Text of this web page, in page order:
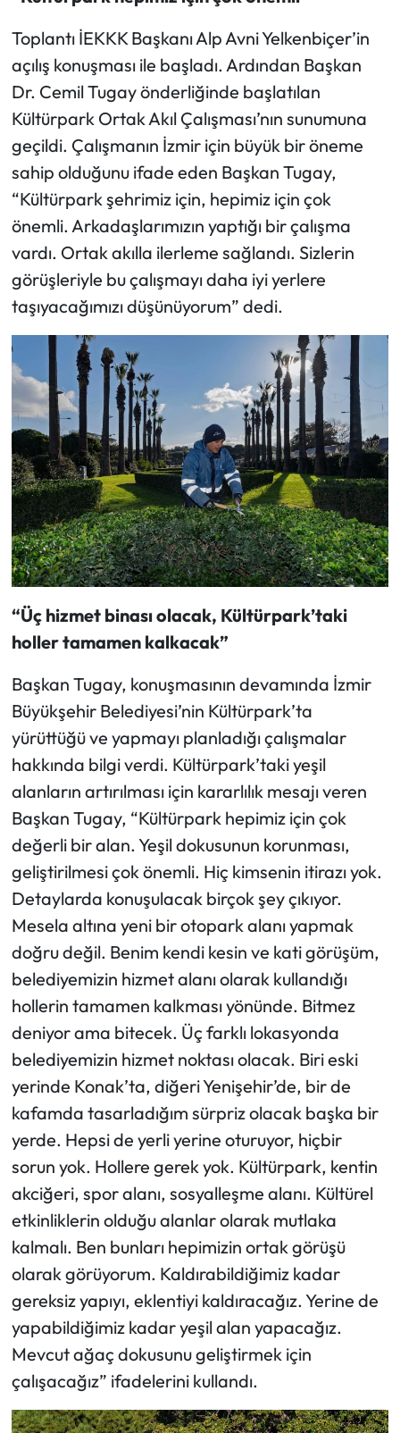
Toplantı İEKKK Başkanı Alp Avni Yelkenbiçer’in
açılış konuşması ile başladı. Ardından Başkan
Dr. Cemil Tugay önderliğinde başlatılan
Kültürpark Ortak Akıl Çalışması’nın sunumuna
geçildi. Çalışmanın İzmir için büyük bir öneme
sahip olduğunu ifade eden Başkan Tugay,
“Kültürpark şehrimiz için, hepimiz için çok
önemli. Arkadaşlarımızın yaptığı bir çalışma
vardı. Ortak akılla ilerleme sağlandı. Sizlerin
görüşleriyle bu çalışmayı daha iyi yerlere
taşıyacağımızı düşünüyorum” dedi.
“Üç hizmet binası olacak, Kültürpark’taki
holler tamamen kalkacak”
Başkan Tugay, konuşmasının devamında İzmir
Büyükşehir Belediyesi’nin Kültürpark’ta
yürüttüğü ve yapmayı planladığı çalışmalar
hakkında bilgi verdi. Kültürpark’taki yeşil
alanların artırılması için kararlılık mesajı veren
Başkan Tugay, “Kültürpark hepimiz için çok
değerli bir alan. Yeşil dokusunun korunması,
geliştirilmesi çok önemli. Hiç kimsenin itirazı yok.
Detaylarda konuşulacak birçok şey çıkıyor.
Mesela altına yeni bir otopark alanı yapmak
doğru değil. Benim kendi kesin ve kati görüşüm,
belediyemizin hizmet alanı olarak kullandığı
hollerin tamamen kalkması yönünde. Bitmez
deniyor ama bitecek. Üç farklı lokasyonda
belediyemizin hizmet noktası olacak. Biri eski
yerinde Konak’ta, diğeri Yenişehir’de, bir de
kafamda tasarladığım sürpriz olacak başka bir
yerde. Hepsi de yerli yerine oturuyor, hiçbir
sorun yok. Hollere gerek yok. Kültürpark, kentin
akciğeri, spor alanı, sosyalleşme alanı. Kültürel
etkinliklerin olduğu alanlar olarak mutlaka
kalmalı. Ben bunları hepimizin ortak görüşü
olarak görüyorum. Kaldırabildiğimiz kadar
gereksiz yapıyı, eklentiyi kaldıracağız. Yerine de
yapabildiğimiz kadar yeşil alan yapacağız.
Mevcut ağaç dokusunu geliştirmek için
çalışacağız” ifadelerini kullandı.